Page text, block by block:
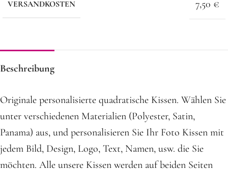
VERSANDKOSTEN 7,50 €
Beschreibung
Originale personalisierte quadratische Kissen. Wählen Sie
unter verschiedenen Materialien (Polyester, Satin,
Panama) aus, und personalisieren Sie Ihr Foto Kissen mit
jedem Bild, Design, Logo, Text, Namen, usw. die Sie
möchten. Alle unsere Kissen werden auf beiden Seiten